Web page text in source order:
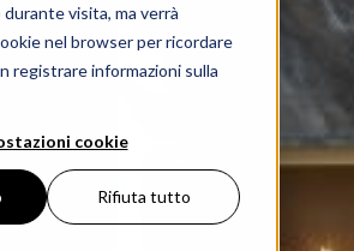
visita, ma verrà
nel browser per ricordare
registrare informazioni sulla
cookie
Rifiuta tutto